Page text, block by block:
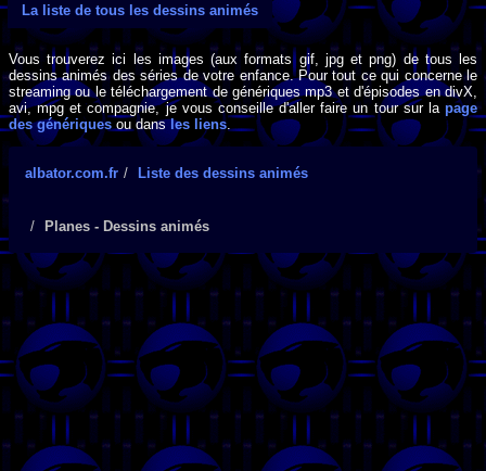
La liste de tous les dessins animés
Vous trouverez ici les images (aux formats gif, jpg et png) de tous les
dessins animés des séries de votre enfance. Pour tout ce qui concerne le
streaming ou le téléchargement de génériques mp3 et d'épisodes en divX,
avi, mpg et compagnie, je vous conseille d'aller faire un tour sur la page
des génériques ou dansles liens
albator.com.fr Liste des dessins animés
Planes - Dessins animés